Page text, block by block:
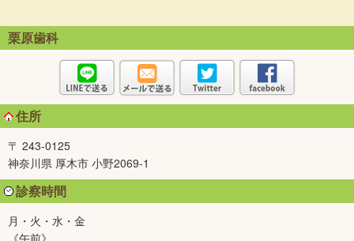
栗原歯科
住所
〒 243-0125
神奈川県 厚木市 小野2069-1
診察時間
月・火・水・金
《午前》